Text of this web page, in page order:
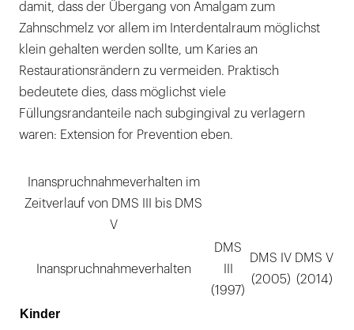
damit, dass der Übergang von Amalgam zum
Zahnschmelz vor allem im Interdentalraum möglichst
klein gehalten werden sollte, um Karies an
Restaurationsrändern zu vermeiden. Praktisch
bedeutete dies, dass möglichst viele
Füllungsrandanteile nach subgingival zu verlagern
waren: Extension for Prevention eben.
Inanspruchnahmeverhalten im
Zeitverlauf von DMS III bis DMS
V
Inanspruchnahmeverhalten
DMS
(1997)
DMS IV
(2005)
DMS V
(2014)
Kinder